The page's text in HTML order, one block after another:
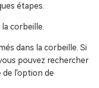
étapes.
corbeille.
dans la corbeille. Si
pouvez rechercher
de l'option de